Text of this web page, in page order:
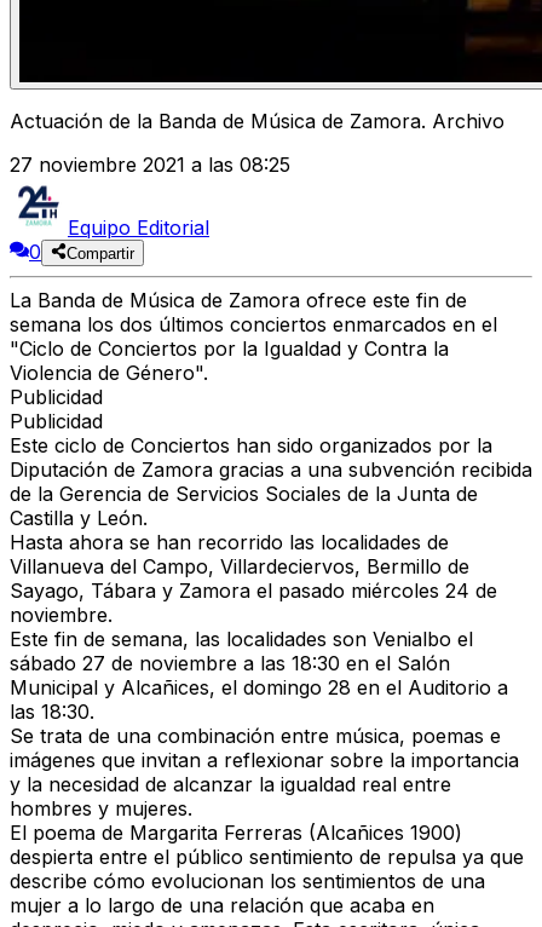
Actuación de la Banda de Música de Zamora. Archivo
27 noviembre 2021 a las 08:25
Equipo Editorial
0
Compartir
La Banda de Música de Zamora ofrece este fin de
semana los dos últimos conciertos enmarcados en el
"Ciclo de Conciertos por la Igualdad y Contra la
Violencia de Género".
Publicidad
Publicidad
Este ciclo de Conciertos han sido organizados por la
Diputación de Zamora gracias a una subvención recibida
de la Gerencia de Servicios Sociales de la Junta de
Castilla y León.
Hasta ahora se han recorrido las localidades de
Villanueva del Campo, Villardeciervos, Bermillo de
Sayago, Tábara y Zamora el pasado miércoles 24 de
noviembre.
Este fin de semana, las localidades son Venialbo el
sábado 27 de noviembre a las 18:30 en el Salón
Municipal y Alcañices, el domingo 28 en el Auditorio a
las 18:30.
Se trata de una combinación entre música, poemas e
imágenes que invitan a reflexionar sobre la importancia
y la necesidad de alcanzar la igualdad real entre
hombres y mujeres.
El poema de Margarita Ferreras (Alcañices 1900)
despierta entre el público sentimiento de repulsa ya que
describe cómo evolucionan los sentimientos de una
mujer a lo largo de una relación que acaba en